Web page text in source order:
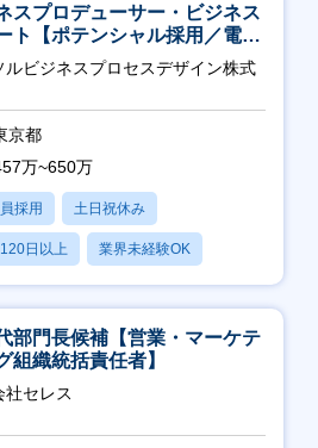
スプロデューサー・ビジネス
ト【ポテンシャル採用／電
ス等の民間向けプロジェクト
ルビジネスプロセスデザイン株式
京都
万~650万
採用 土日祝休み
日以上 業界未経験OK
育休あり
部門長候補【営業・マーケテ
組織統括責任者】
社セレス